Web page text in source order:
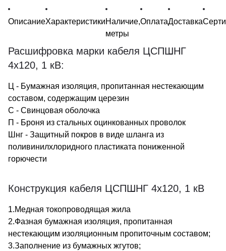
ОписаниеХарактеристикиНаличие,
метры
ОплатаДоставка
Расшифровка марки кабеля ЦСПШНГ
4х120, 1 кВ:
Ц - Бумажная изоляция, пропитанная нестекающим
составом, содержащим церезин
С - Свинцовая оболочка
П - Броня из стальных оцинкованных проволок
Шнг - Защитный покров в виде шланга из
поливинилхлоридного пластиката пониженной
горючести
Конструкция кабеля ЦСПШНГ 4х120, 1 кВ
1.Медная токопроводящая жила
2.Фазная бумажная изоляция, пропитанная
нестекающим изоляционным пропиточным составом;
3.Заполнение из бумажных жгутов;